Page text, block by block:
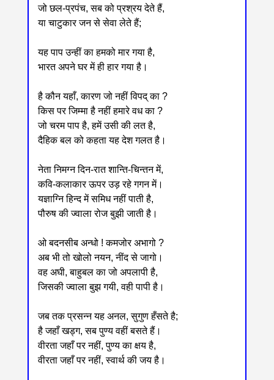
जो छल-प्रपंच, सब को प्रश्रय देते हैं,
या चाटुकार जन से सेवा लेते हैं;
यह पाप उन्हीं का हमको मार गया है,
भारत अपने घर में ही हार गया है।
है कौन यहाँ, कारण जो नहीं विपद् का ?
किस पर जिम्मा है नहीं हमारे वध का ?
जो चरम पाप है, हमें उसी की लत है,
दैहिक बल को कहता यह देश गलत है।
नेता निमग्न दिन-रात शान्ति-चिन्तन में,
कवि-कलाकार ऊपर उड़ रहे गगन में।
यज्ञाग्नि हिन्द में समिध नहीं पाती है,
पौरुष की ज्वाला रोज बुझी जाती है।
ओ बदनसीब अन्धो ! कमजोर अभागो ?
अब भी तो खोलो नयन, नींद से जागो।
वह अघी, बाहुबल का जो अपलापी है,
जिसकी ज्वाला बुझ गयी, वही पापी है।
जब तक प्रसन्न यह अनल, सुगुण हँसते है;
है जहाँ खड्ग, सब पुण्य वहीं बसते हैं।
वीरता जहाँ पर नहीं, पुण्य का क्षय है,
वीरता जहाँ पर नहीं, स्वार्थ की जय है।